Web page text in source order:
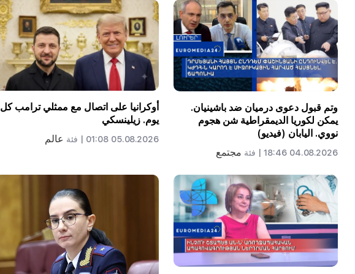
وتم قبول دعوى درميان ضد باشينيان.
يمكن لكوريا الديمقراطية شن هجوم
نووي. اليابان (فيديو)
04.08.2026 18:46 | فئة مجتمع
أوكرانيا على اتصال مع ممثلي ترامب كل
يوم. زيلينسكي
05.08.2026 01:08 | فئة عالم